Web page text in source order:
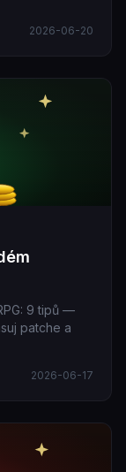
2026-06-20
9 tipů —
patche a
2026-06-17